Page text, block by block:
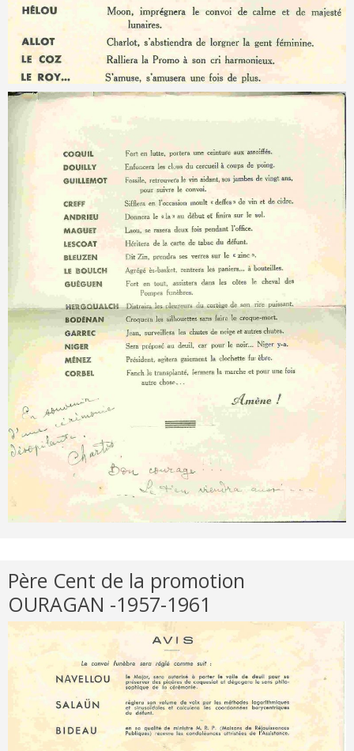
Père Cent de la promotion
OURAGAN -1957-1961